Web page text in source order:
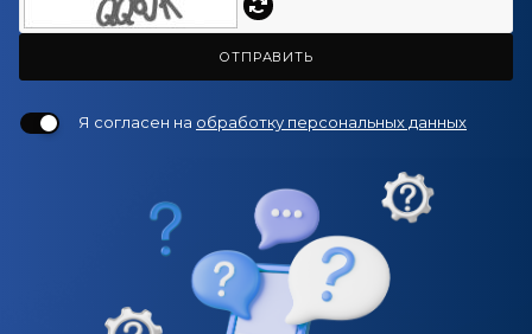
ОТПРАВИТЬ
Я согласен на обработку персональных данных